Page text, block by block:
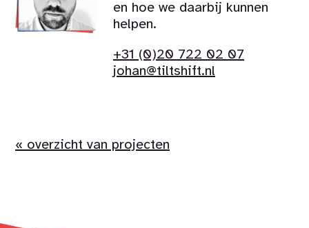
en hoe we daarbij kunnen
helpen.
+31 (0)20 722 02 07
johan@tiltshift.nl
« overzicht van projecten